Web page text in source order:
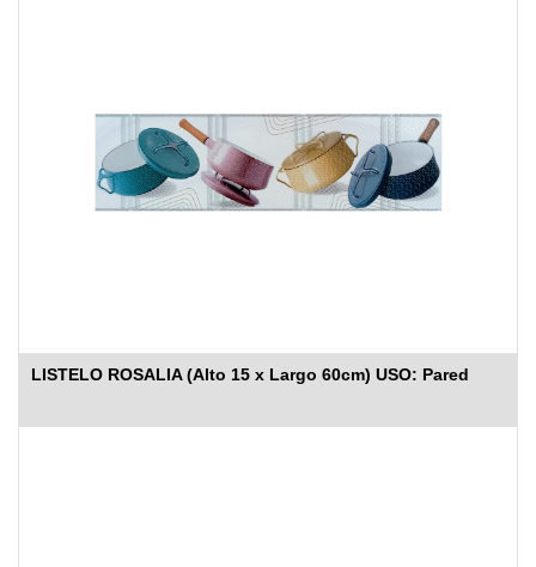
LISTELO ROSALIA (Alto 15 x Largo 60cm) USO: Pared